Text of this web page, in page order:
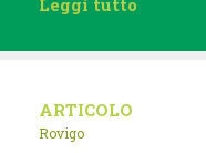
Leggi tutto
ARTICOLO
Rovigo